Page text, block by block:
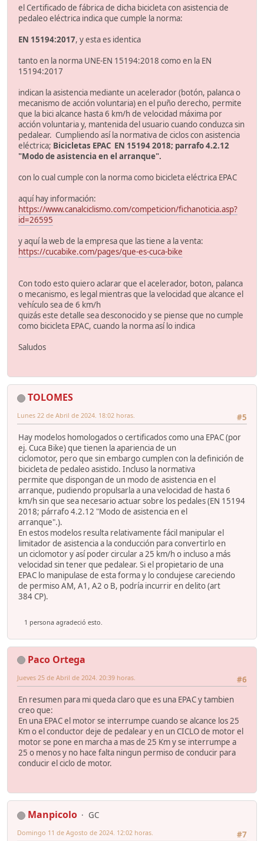
el Certificado de fábrica de dicha bicicleta con asistencia de
pedaleo eléctrica indica que cumple la norma:
EN 15194:2017, y esta es identica
tanto en la norma UNE-EN 15194:2018 como en la EN
15194:2017
indican la asistencia mediante un acelerador (botón, palanca o
mecanismo de acción voluntaria) en el puño derecho, permite
que la bici alcance hasta 6 km/h de velocidad máxima por
acción voluntaria y, mantenida del usuario cuando conduzca sin
pedalear. Cumpliendo así la normativa de ciclos con asistencia
eléctrica; Bicicletas EPAC EN 15194 2018; parrafo 4.2.12
"Modo de asistencia en el arranque".
con lo cual cumple con la norma como bicicleta eléctrica EPAC
aquí hay información:
https://www.canalciclismo.com/competicion/fichanoticia.asp?
id=26595
y aquí la web de la empresa que las tiene a la venta:
https://cucabike.com/pages/que-es-cuca-bike
Con todo esto quiero aclarar que el acelerador, boton, palanca
o mecanismo, es legal mientras que la velocidad que alcance el
vehículo sea de 6 km/h
quizás este detalle sea desconocido y se piense que no cumple
como bicicleta EPAC, cuando la norma así lo indica
Saludos
TOLOMES
#5
Lunes 22 de Abril de 2024. 18:02 horas.
Hay modelos homologados o certificados como una EPAC (por
ej. Cuca Bike) que tienen la apariencia de un
ciclomotor, pero que sin embargo cumplen con la definición de
bicicleta de pedaleo asistido. Incluso la normativa
permite que dispongan de un modo de asistencia en el
arranque, pudiendo propulsarla a una velocidad de hasta 6
km/h sin que sea necesario actuar sobre los pedales (EN 15194
2018; párrafo 4.2.12 "Modo de asistencia en el
arranque".).
En estos modelos resulta relativamente fácil manipular el
limitador de asistencia a la conducción para convertirlo en
un ciclomotor y así poder circular a 25 km/h o incluso a más
velocidad sin tener que pedalear. Si el propietario de una
EPAC lo manipulase de esta forma y lo condujese careciendo
de permiso AM, A1, A2 o B, podría incurrir en delito (art
384 CP).
1 persona agradeció esto.
Paco Ortega
#6
Jueves 25 de Abril de 2024. 20:39 horas.
En resumen para mi queda claro que es una EPAC y tambien
creo que:
En una EPAC el motor se interrumpe cuando se alcance los 25
Km o el conductor deje de pedalear y en un CICLO de motor el
motor se pone en marcha a mas de 25 Km y se interrumpe a
25 o menos y no hace falta ningun permiso de conducir para
conducir el ciclo de motor.
Manpicolo
GC
#7
Domingo 11 de Agosto de 2024. 12:02 horas.